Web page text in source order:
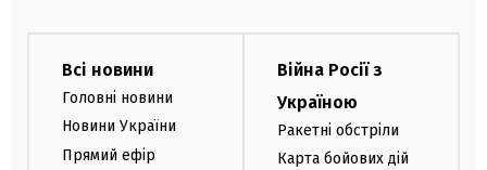
Всі новини
Головні новини
Новини України
Прямий ефір
Війна Росії з
Україною
Ракетні обстріли
Карта бойових дій